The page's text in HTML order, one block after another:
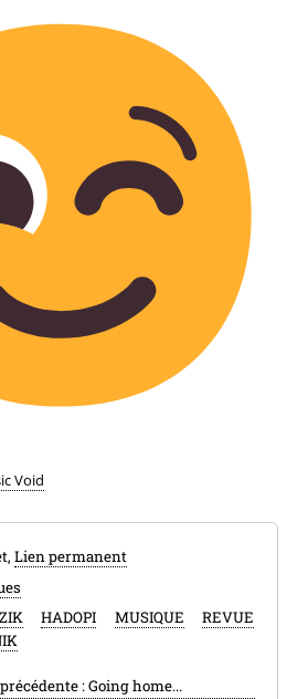
Void
Lien permanent
HADOPI MUSIQUE
REVUE
:Going home...